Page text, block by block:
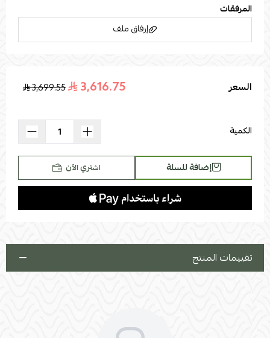
المرفقات
إرفاق ملف
اسحب و افلت الملف هنا
السعر 3,616.75
3,699.55
الكمية
إضافة للسلة اشتري الآن
تقييمات المنتج